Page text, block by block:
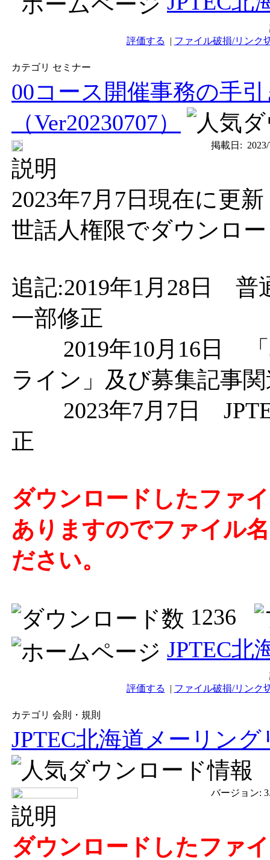
評価する | ファイル破損/リンク
カテゴリ セミナー
00コース開催事務の手
（Ver20230707）
掲載日:
説明
2023年7月7日現在に更新
世話人権限でダウンロ
追記:2019年1月28日 普
一部修正
2019年10月16日 「
ライン」及び募集記事
2023年7月7日
正
ダウンロードしたファ
ありますのでファイル
ださい。
1236
JPTEC北
評価する | ファイル破損/リンク
カテゴリ 会則・規則
JPTEC北海道メーリン
バージョン:
説明
ダウンロードしたファ